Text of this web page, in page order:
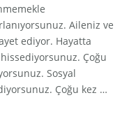
Aileniz ve
ediyor. Hayatta
Çoğu
Sosyal
Çoğu kez …